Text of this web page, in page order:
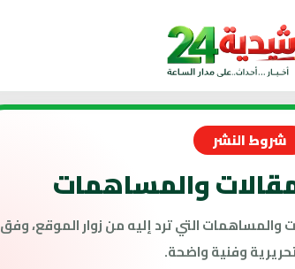
شروط النشر
والمساهمات
24” بالمقالات والمساهمات التي ترد إليه من زوار الموقع، وفق
وفنية واضحة.